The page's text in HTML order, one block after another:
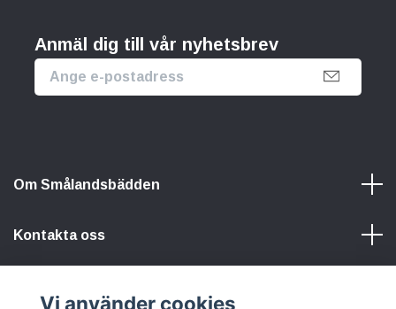
Anmäl dig till vår nyhetsbrev
Om Smålandsbädden
Kontakta oss
Vi använder cookies